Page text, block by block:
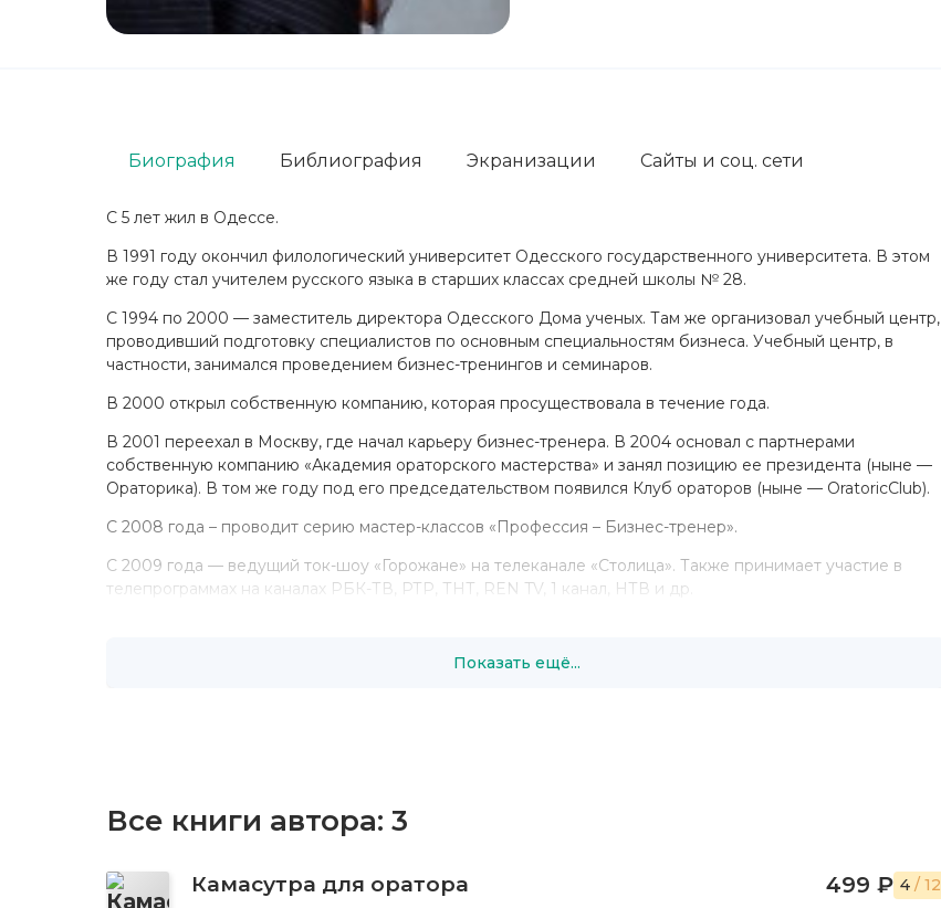
С 5 лет жил в Одессе.
В 1991 году окончил филологический университет Одесского государственного университета. В этом
же году стал учителем русского языка в старших классах средней школы № 28.
С 1994 по 2000 — заместитель директора Одесского Дома ученых. Там же организовал учебный центр,
проводивший подготовку специалистов по основным специальностям бизнеса. Учебный центр, в
частности, занимался проведением бизнес-тренингов и семинаров.
В 2000 открыл собственную компанию, которая просуществовала в течение года.
В 2001 переехал в Москву, где начал карьеру бизнес-тренера. В 2004 основал с партнерами
собственную компанию «Академия ораторского мастерства» и занял позицию ее президента (ныне —
Ораторика). В том же году под его председательством появился Клуб ораторов (ныне — OratoricClub).
С 2008 года – проводит серию мастер-классов «Профессия – Бизнес-тренер».
С 2009 года — ведущий ток-шоу «Горожане» на телеканале «Столица». Также принимает участие в
телепрограммах на каналах РБК-ТВ, РТР, ТНТ, REN TV, 1 канал, НТВ и др.
Показать ещё...
Биография Библиография Экранизации Сайты и соц. сети
Все книги автора: 3
Камасутра для оратора 499 ₽ 4 / 12